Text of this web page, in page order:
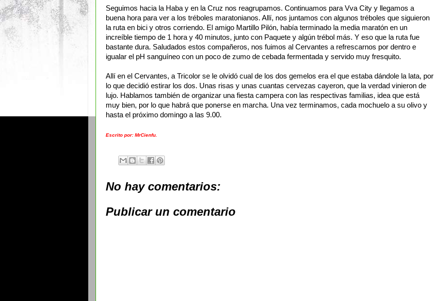
Seguimos hacia la Haba y en la Cruz nos reagrupamos. Continuamos para Vva City y llegamos a
buena hora para ver a los tréboles maratonianos. Allí, nos juntamos con algunos tréboles que siguieron
la ruta en bici y otros corriendo. El amigo Martillo Pilón, había terminado la media maratón en un
increíble tiempo de 1 hora y 40 minutos, junto con Paquete y algún trébol más. Y eso que la ruta fue
bastante dura. Saludados estos compañeros, nos fuimos al Cervantes a refrescarnos por dentro e
igualar el pH sanguíneo con un poco de zumo de cebada fermentada y servido muy fresquito.
Allí en el Cervantes, a Tricolor se le olvidó cual de los dos gemelos era el que estaba dándole la lata, por
lo que decidió estirar los dos. Unas risas y unas cuantas cervezas cayeron, que la verdad vinieron de
lujo. Hablamos también de organizar una fiesta campera con las respectivas familias, idea que está
muy bien, por lo que habrá que ponerse en marcha. Una vez terminamos, cada mochuelo a su olivo y
hasta el próximo domingo a las 9.00.
Escrito por: MrCienfu.
No hay comentarios:
Publicar un comentario